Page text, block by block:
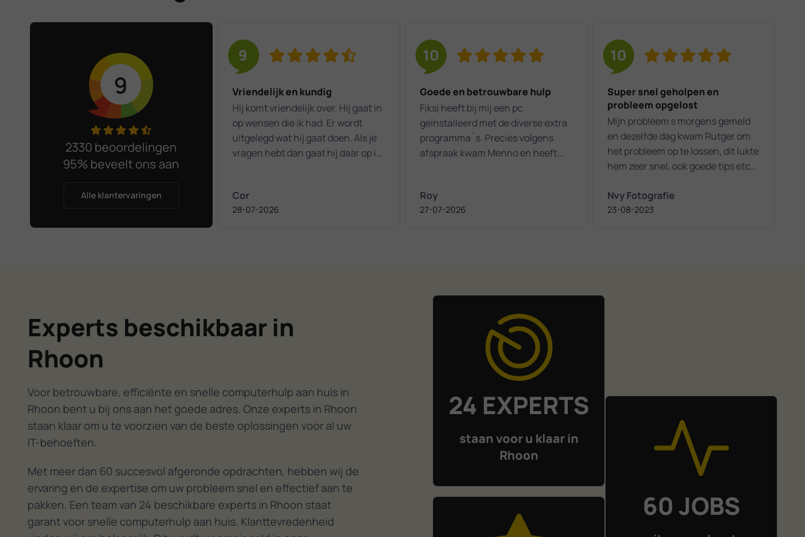
9
2330 beoordelingen
95% beveelt ons aan
Alle klantervaringen
9
Vriendelijk en kundig
Hij komt vriendelijk over. Hij gaat in
op wensen die ik had. Er wordt
uitgelegd wat hij gaat doen. Als je
vragen hebt dan gaat hij daar op in.
Cor
28-07-2026
10
Goede en betrouwbare hulp
Fiksi heeft bij mij een pc
geïnstalleerd met de diverse extra
programma`s. Precies volgens
afspraak kwam Menno en heeft
computer hulp / problemen
Roy
27-07-2026
10
Super snel geholpen en
probleem opgelost
Mijn probleem s morgens gemeld
en dezelfde dag kwam Rutger om
het probleem op te lossen, dit lukte
hem zeer snel, ook goede tips etc
Nvy Fotografie
23-08-2023
Experts beschikbaar in
Rhoon
Voor betrouwbare, efficiënte en snelle computerhulp aan huis in
Rhoon bent u bij ons aan het goede adres. Onze experts in Rhoon
staan klaar om u te voorzien van de beste oplossingen voor al uw
IT-behoeften.
Met meer dan 60 succesvol afgeronde opdrachten, hebben wij de
ervaring en de expertise om uw probleem snel en effectief aan te
pakken. Een team van 24 beschikbare experts in Rhoon staat
garant voor snelle computerhulp aan huis. Klanttevredenheid
24 EXPERTS
staan voor u klaar in
Rhoon
60 JOBS